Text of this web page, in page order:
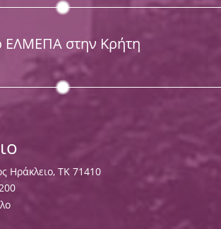
ΕΛΜΕΠΑ στην Κρήτη
Ηράκλειο, ΤΚ 71410